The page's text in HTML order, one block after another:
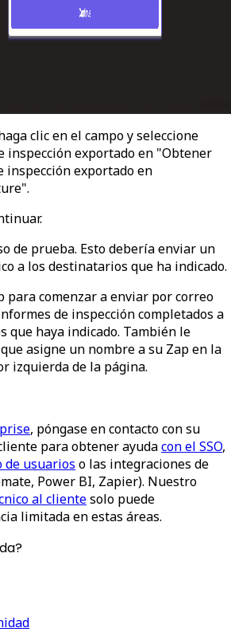
clic en el campo y seleccione
inspección exportadoen "Obtener
inspección exportado en
.
de prueba. Esto debería enviar un
a los destinatarios que ha indicado.
para comenzar a enviar por correo
de inspección completados a
que haya indicado. También le
asigne un nombre a su Zap en la
izquierda de la página.
, póngase en contacto con su
para obtener ayudacon el SSO,
usuarios o las integraciones de
Power BI, Zapier). Nuestro
al clientesolo puede
limitada en estas áreas.